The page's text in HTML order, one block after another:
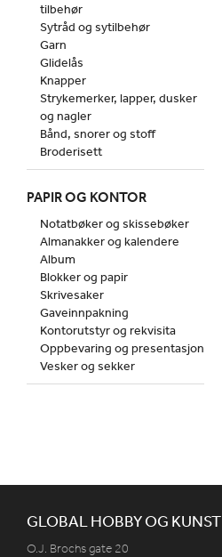
tilbehør
Sytråd og sytilbehør
Garn
Glidelås
Knapper
Strykemerker, lapper, dusker
og nagler
Bånd, snorer og stoff
Broderisett
PAPIR OG KONTOR
Notatbøker og skissebøker
Almanakker og kalendere
Album
Blokker og papir
Skrivesaker
Gaveinnpakning
Kontorutstyr og rekvisita
Oppbevaring og presentasjon
Vesker og sekker
GLOBAL HOBBY OG
O.J. Brochs gate 20